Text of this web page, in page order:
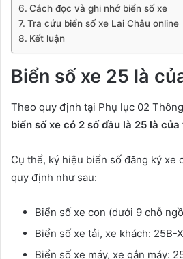
Cách đọc và ghi nhớ biển số xe
Tra cứu biển số xe Lai Châu online
Kết luận
Biển số xe 25 là
Theo quy định tại Phụ lục 02
biển số xe có 2 số đầu là 25 là
Cụ thể, ký hiệu biển số đăng ký xe
quy định như sau:
Biển số xe con (dưới 9 chỗ
Biển số xe tải, xe khách: 25B-
Biển số xe máy, xe gắn máy: